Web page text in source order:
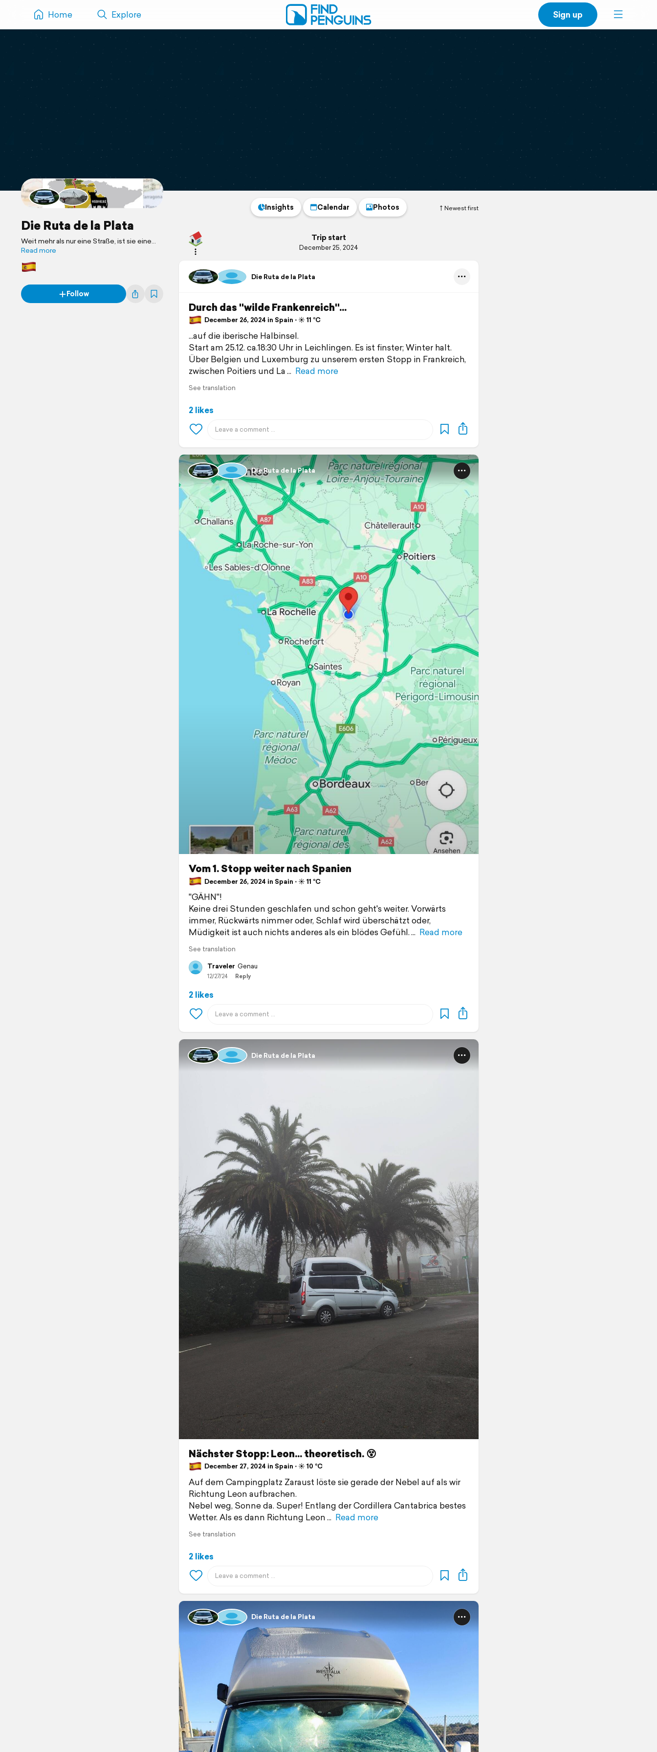
Home Explore Sign up
Die Ruta de la Plata
Weit mehr als nur eine Straße, ist sie eine
Zeitreise durch die Geschichte Spaniens,
ein Zeugnis römischer Ingenieurskunst, ein
Spiegelbild mittelalterlicher Pracht und ein
Landes.
Read more
Follow
Newest first
Insights Calendar Photos
Trip start
December 25, 2024
Die Ruta de la Plata
Durch das "wilde Frankenreich"...
December 26, 2024 in Spain ⋅ ☀️ 11 °C
...auf die iberische Halbinsel.
Start am 25.12. ca.18:30 Uhr in Leichlingen. Es ist finster; Winter halt.
Über Belgien und Luxemburg zu unserem ersten Stopp in Frankreich,
zwischen Poitiers und La
Read more
See translation
2 likes
Die Ruta de la Plata
Vom 1. Stopp weiter nach Spanien
December 26, 2024 in Spain ⋅ ☀️ 11 °C
"GÄHN"!
Keine drei Stunden geschlafen und schon geht's weiter. Vorwärts
immer, Rückwärts nimmer oder, Schlaf wird überschätzt oder,
Müdigkeit ist auch nichts anderes als ein blödes Gefühl.
Read more
See translation
Traveler Genau
12/27/24 Reply
2 likes
Die Ruta de la Plata
Nächster Stopp: Leon... theoretisch. 😵‍
December 27, 2024 in Spain ⋅ ☀️ 10 °C
Auf dem Campingplatz Zaraust löste sie gerade der Nebel auf als wir
Richtung Leon aufbrachen.
Nebel weg, Sonne da. Super! Entlang der Cordillera Cantabrica bestes
Wetter. Als es dann Richtung Leon
Read more
See translation
2 likes
Die Ruta de la Plata